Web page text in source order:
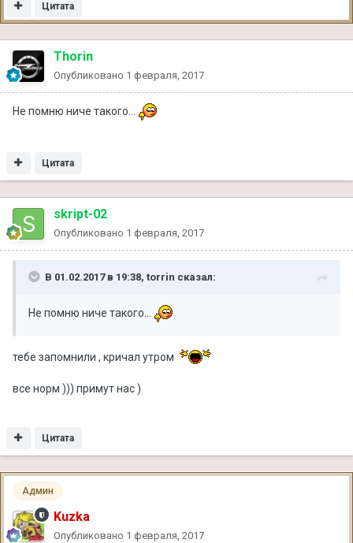
Цитата
Thorin
Опубликовано 1 февраля, 2017
Не помню ниче такого...
Цитата
skript-02
Опубликовано 1 февраля, 2017
В 01.02.2017 в 19:38, torrin сказал:
Не помню ниче такого...
тебе запомнили , кричал утром
все норм ))) примут нас )
Цитата
Админ
Kuzka
Опубликовано 1 февраля, 2017